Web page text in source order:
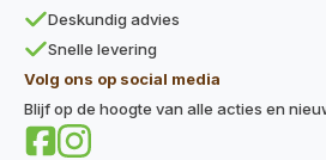
Deskundig advies
Snelle levering
Volg ons op social media
Blijf op de hoogte van alle acties en